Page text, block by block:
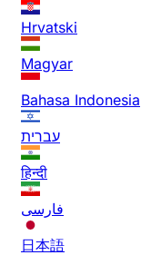
Hrvatski
Magyar
Bahasa Indonesia
עברית
हिन्दी
فارسی
日本語